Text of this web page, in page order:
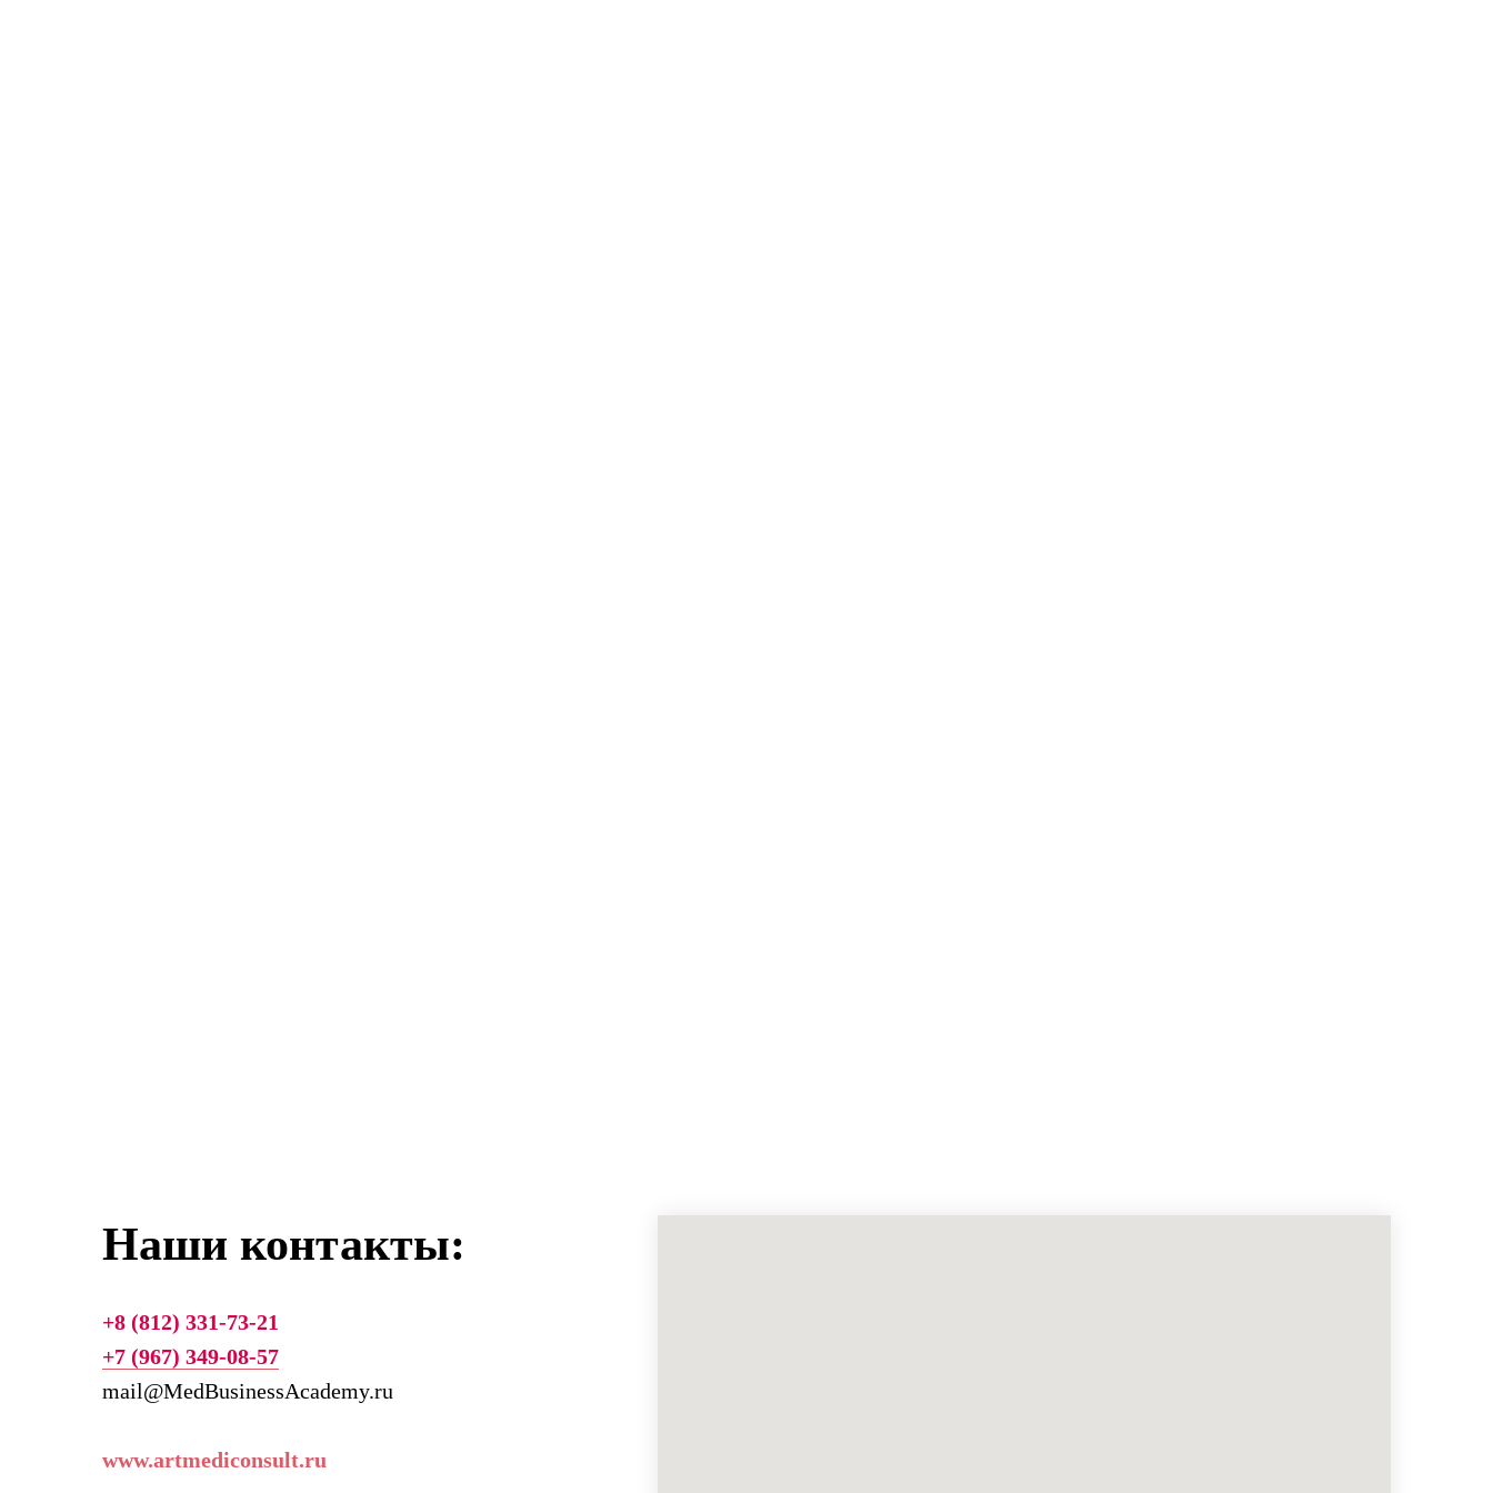
Наши контакты:
+8 (812) 331-73-21
+7 (967) 349-08-57
mail@MedBusinessAcademy.ru
www.artmediconsult.ru